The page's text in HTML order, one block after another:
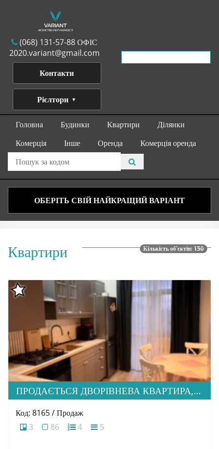
(068) 131-57-88 ОФІС
2020.variant@gmail.com
Контакти
Рієлтори
Головна Будинки Квартири
Ділянки
Комерція
Інше Оренда Комерція оренда
ОБЕРІТЬ СВІЙ НАЙКРАЩИЙ ВАРІАНТ
Квартири Кількість об'єктів: 150
ПРОДАЄТЬСЯ ДВОРІВНЕВА КВАРТИРА, ВУЛ. ТЛЕХАСА
Код: 8165 / Продаж
3
86 4 5